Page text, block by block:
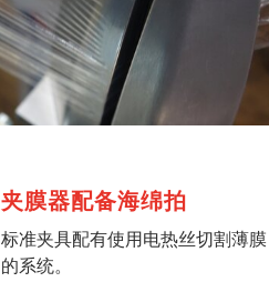
夹膜器配备海绵拍
标准夹具配有使用电热丝切割薄膜
的系统。